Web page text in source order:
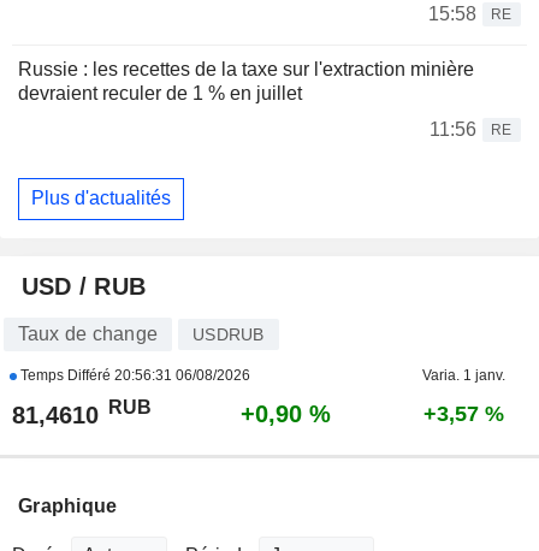
15:58
RE
Russie : les recettes de la taxe sur l'extraction minière
devraient reculer de 1 % en juillet
11:56
RE
Plus d'actualités
USD / RUB
Taux de change USDRUB
Temps Différé 20:56:31 06/08/2026 Varia. 1 janv.
81,4610 RUB +0,90 % +3,57 %
Graphique